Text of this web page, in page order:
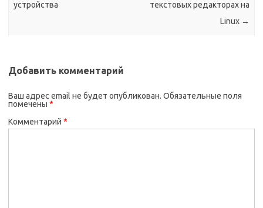
устройства
текстовых редакторах на
Linux →
Добавить комментарий
Ваш адрес email не будет опубликован. Обязательные поля
помечены *
Комментарий *